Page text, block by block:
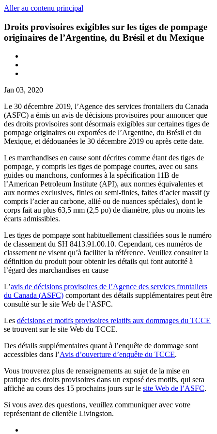
Aller au contenu principal
Droits provisoires exigibles sur les tiges de pompage
originaires de l’Argentine, du Brésil et du Mexique
Jan 03, 2020
Le 30 décembre 2019, l’Agence des services frontaliers du Canada
(ASFC) a émis un avis de décisions provisoires pour annoncer que
des droits provisoires sont désormais exigibles sur certaines tiges de
pompage originaires ou exportées de l’Argentine, du Brésil et du
Mexique, et dédouanées le 30 décembre 2019 ou après cette date.
Les marchandises en cause sont décrites comme étant des tiges de
pompage, y compris les tiges de pompage courtes, avec ou sans
guides ou manchons, conformes à la spécification 11B de
l’American Petroleum Institute (API), aux normes équivalentes et
aux normes exclusives, finies ou semi-finies, faites d’acier massif (y
compris l’acier au carbone, allié ou de nuances spéciales), dont le
corps fait au plus 63,5 mm (2,5 po) de diamètre, plus ou moins les
écarts admissibles.
Les tiges de pompage sont habituellement classifiées sous le numéro
de classement du SH 8413.91.00.10. Cependant, ces numéros de
classement ne visent qu’à faciliter la référence. Veuillez consulter la
définition du produit pour obtenir les détails qui font autorité à
l’égard des marchandises en cause
L’avis de décisions provisoires de l’Agence des services frontaliers
du Canada (ASFC) comportant des détails supplémentaires peut être
consulté sur le site Web de l’ASFC.
Les décisions et motifs provisoires relatifs aux dommages du TCCE
se trouvent sur le site Web du TCCE.
Des détails supplémentaires quant à l’enquête de dommage sont
accessibles dans l’Avis d’ouverture d’enquête du TCCE.
Vous trouverez plus de renseignements au sujet de la mise en
pratique des droits provisoires dans un exposé des motifs, qui sera
affiché au cours des 15 prochains jours sur le site Web de l’ASFC.
Si vous avez des questions, veuillez communiquer avec votre
représentant de clientèle Livingston.